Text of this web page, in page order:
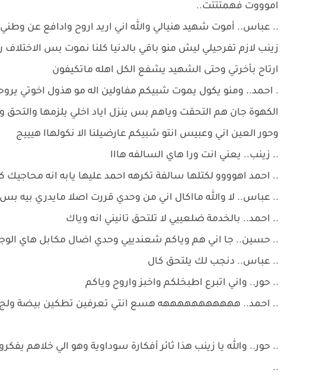
اموووت فهمتتتت..
.. عباس.. أموت شهيد هنيالي والله اني اريد اروح وادافع عن
زينب لازم تفرحيلي ليش منو باقي بالدنيا كلنا نموت بس
ارتاح بأخرتي وحتى الشهيد يشفع الكل اهله ماتكيفون
. احمد.. ومنو يكول يموت شبيكم مفاولين اله مو هذول اخوتي
الكهوة جان هم التحقت وياهم بس ينزل اياد اخلي يلزمها والتحق
وحور العين اني وعبيس انتو شبيكم عارضيلنا الا نكولهاا هيييج
.. زينب.. يعني انت ورا هاي السالفه هااا
.. احمد اهوووو لكتلها سالفة تكرهه احمد عليها يابه انه محاجيك
.. عباس.. لا والله مااكال اني من وحدي قررت اصلا مايدري بيه
.. احمد.. بالخدمة ضلعييي لا تلتحق تانيني انه وياك
.. حسين.. جا اني هم وياكم شعندييي وحدي اضال مكابل هاي
.. عباس.. دنجب لك يلتحق كال
.. حور.. واني اتبرع اطبخلكم واخبز واروح وياكم
.. احمد.. هههههههههههه هسع انتي تعرفين تطكين بيضة ولج
.. حور.. والله يا زينب هذا ثائر أفكارة سوداوية وهو الي خلاهم
..